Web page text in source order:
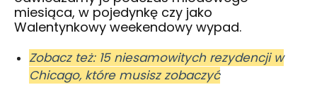
miesiąca, w pojedynkę czy jako
Walentynkowy weekendowy wypad.
Zobacz też: 15 niesamowitych rezydencji w
Chicago, które musisz zobaczyć